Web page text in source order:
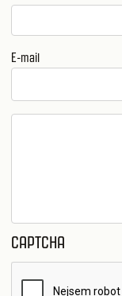
E-mail
CAPTCHA